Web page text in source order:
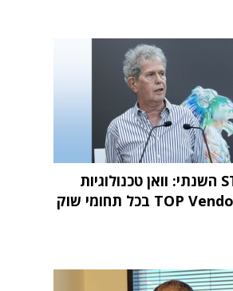
מחקר STKI השנתי: וואן טכנולוגיות
דורגה כ-TOP Vendor בכל תחומי שוק